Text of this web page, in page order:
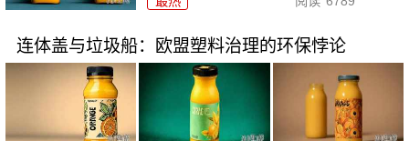
连体盖与垃圾船：欧盟塑料治理的环保悖论